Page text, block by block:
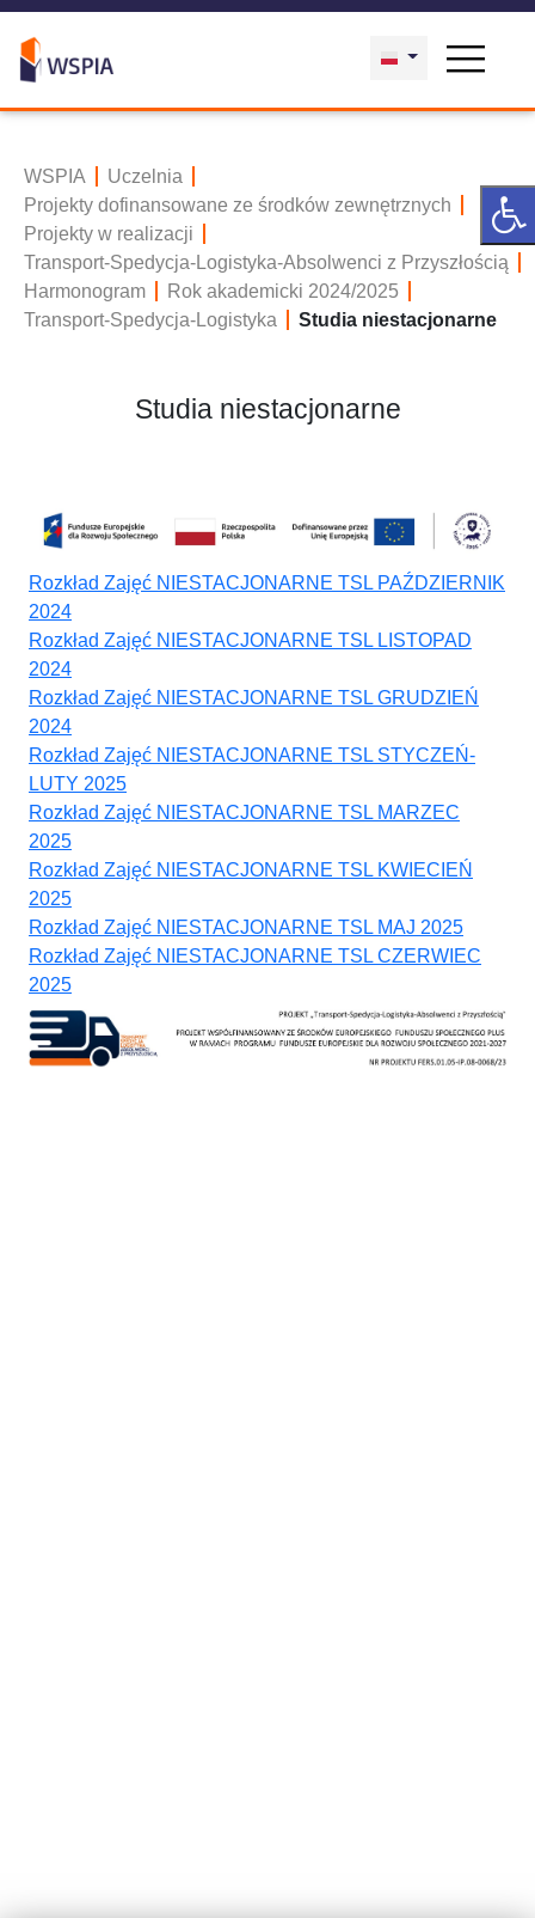
WSPIA
Uczelnia
Projekty dofinansowane ze środków zewnętrznych
Projekty w realizacji
Transport-Spedycja-Logistyka-Absolwenci z Przyszłością
Harmonogram
Rok akademicki 2024/2025
Transport-Spedycja-Logistyka
Studia niestacjonarne
Studia niestacjonarne
Rozkład Zajęć NIESTACJONARNE TSL PAŹDZIERNIK
2024
Rozkład Zajęć NIESTACJONARNE TSL LISTOPAD
2024
Rozkład Zajęć NIESTACJONARNE TSL GRUDZIEŃ
2024
Rozkład Zajęć NIESTACJONARNE TSL STYCZEŃ-
LUTY 2025
Rozkład Zajęć NIESTACJONARNE TSL MARZEC
2025
Rozkład Zajęć NIESTACJONARNE TSL KWIECIEŃ
2025
Rozkład Zajęć NIESTACJONARNE TSL MAJ 2025
Rozkład Zajęć NIESTACJONARNE TSL CZERWIEC
2025